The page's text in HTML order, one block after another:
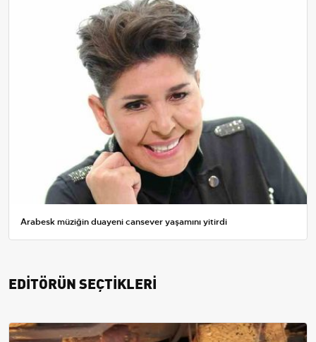
Arabesk müziğin duayeni cansever yaşamını yitirdi
EDİTÖRÜN SEÇTİKLERİ